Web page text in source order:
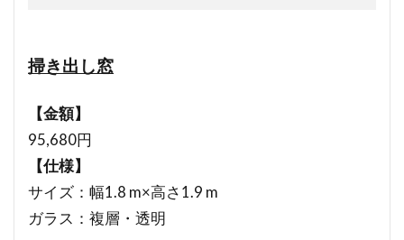
掃き出し窓
【金額】
95,680円
【仕様】
サイズ：幅1.8 m×高さ1.9 m
ガラス：複層・透明